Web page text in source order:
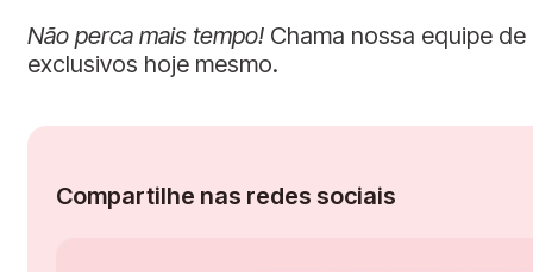
Não perca mais tempo! Chama nossa equipe
exclusivos hoje mesmo.
Compartilhe nas redes sociais